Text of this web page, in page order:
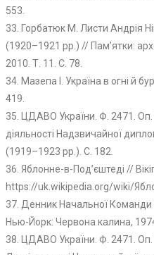
553.
33. Горбатюк М. Листи Андрія
(1920–1921 рр.) // Пам’ятки:
2010. Т. 11. С. 78.
34. Мазепа І. Україна в огні й
419.
35. ЦДАВО України. Ф. 2471.
діяльності Надзвичайної
(1919–1923 рр.). С. 182.
36. Яблонне-в-Под’єштеді //
https://uk.wikipedia.org/wiki/
37. Денник Начальної Команди
Нью-Йорк: Червона калина,
38. ЦДАВО України. Ф. 2471. Оп.